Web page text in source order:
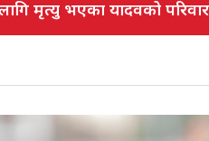
मृत्यु भएका यादवको